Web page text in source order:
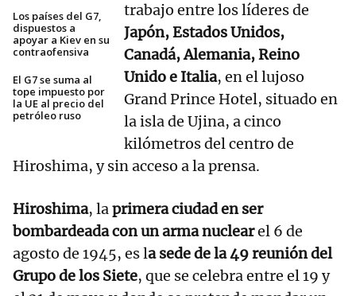
Los países del G7,
dispuestos a
apoyar a Kiev en su
contraofensiva
El G7 se suma al
tope impuesto por
la UE al precio del
petróleo ruso
trabajo entre los líderes de
Japón, Estados Unidos,
Canadá, Alemania, Reino
Unido e Italia, en el lujoso
Grand Prince Hotel, situado en
la isla de Ujina, a cinco
kilómetros del centro de
Hiroshima, y sin acceso a la prensa.
Hiroshima, laprimera ciudad en ser
bombardeada con un arma nuclearel 6 de
agosto de 1945, es la sede de la 49 reunión del
Grupo de los Siete, que se celebra entre el 19 y